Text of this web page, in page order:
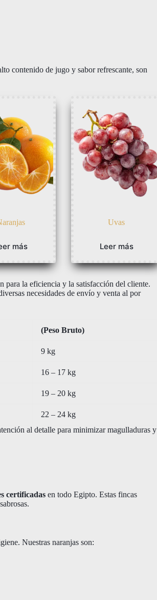
contenido de jugo y sabor refrescante, son
más
Uvas
Leer más
para la eficiencia y la satisfacción del cliente.
necesidades de envío y venta al por
(Peso Bruto)
9 kg
16 – 17 kg
19 – 20 kg
22 – 24 kg
al detalle para minimizar magulladuras y
certificadas en todo Egipto. Estas fincas
Nuestras naranjas son: